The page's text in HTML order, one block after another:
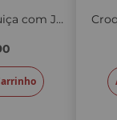
Coxinha de Linguiça com Jiló